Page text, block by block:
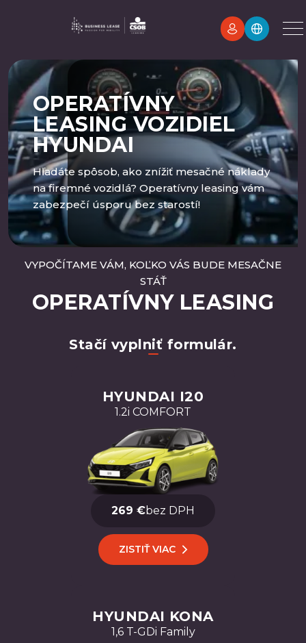
OPERATÍVNY
LEASING VOZIDIEL
HYUNDAI
Hľadáte spôsob, ako znížiť mesačné náklady
na firemné vozidlá? Operatívny leasing vám
zabezpečí úsporu bez starostí!
VYPOČÍTAME VÁM, KOĽKO VÁS BUDE MESAČNE
STÁŤ
OPERATÍVNY LEASING
Stačí vyplniť formulár.
HYUNDAI I20
1.2i COMFORT
269 €bez DPH
ZISTIŤ VIAC
HYUNDAI KONA
1,6 T-GDi Family